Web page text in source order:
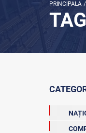
PRINCIPALA /